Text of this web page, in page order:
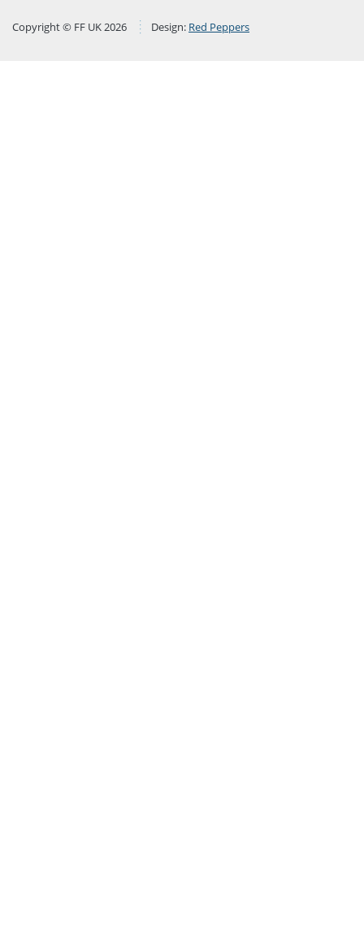
Copyright © FF UK 2026 Design: Red Peppers